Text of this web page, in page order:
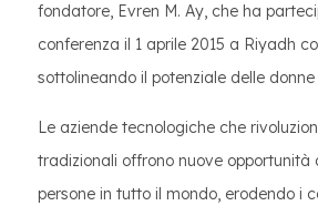
fondatore, Evren M. Ay, che ha
conferenza il 1 aprile 2015 a Riyadh
sottolineando il potenziale delle
Le aziende tecnologiche che
tradizionali offrono nuove opportunità
persone in tutto il mondo, erodendo i